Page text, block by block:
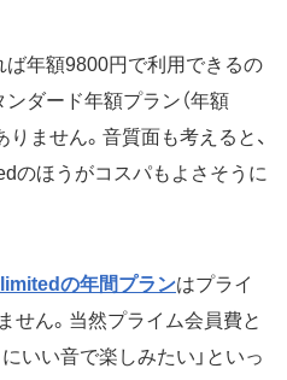
ば年額9800円で利用できるの
ダード年額プラン（年額
ません。音質面も考えると、
のほうがコスパもよさそうに
の年間プランはプライ
せん。当然プライム会員費と
いい音で楽しみたい」といっ